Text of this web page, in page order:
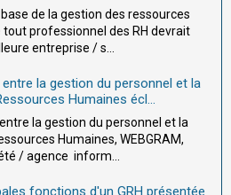
de la gestion des ressources
tout professionnel des RH devrait
entreprise / s...
la gestion du personnel et la
Humaines écl...
la gestion du personnel et la
Humaines, WEBGRAM,
/ agence inform...
fonctions d'un GRH présentée